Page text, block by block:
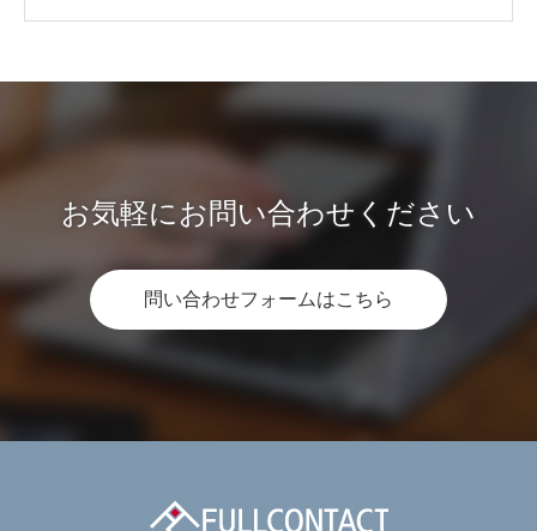
お気軽にお問い合わせください
問い合わせフォームはこちら